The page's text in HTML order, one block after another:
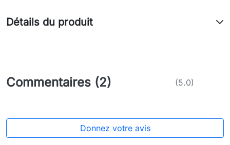
Détails du produit
Commentaires (2) (5.0)
Donnez votre avis